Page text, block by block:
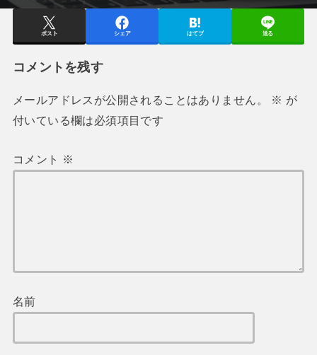
ポスト シェア はてブ 送る
コメントを残す
メールアドレスが公開されることはありません。 ※ が
付いている欄は必須項目です
コメント ※
名前